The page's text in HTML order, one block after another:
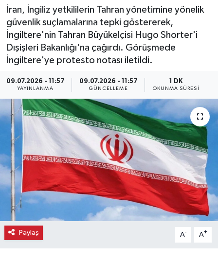
İran, İngiliz yetkililerin Tahran yönetimine yönelik
güvenlik suçlamalarına tepki göstererek,
İngiltere'nin Tahran Büyükelçisi Hugo Shorter'i
Dışişleri Bakanlığı'na çağırdı. Görüşmede
İngiltere'ye protesto notası iletildi.
09.07.2026 - 11:57
YAYINLANMA
09.07.2026 - 11:57
GÜNCELLEME
1 DK
OKUNMA SÜRESI
Paylaş A- A+
Dünya
Eğitim
Ekonomi
Eleman
Emlak
Gündem
Gurme
Haber
İlçe Haberleri
Keşfet
Son Dakika Haberleri
Haber Arşivi